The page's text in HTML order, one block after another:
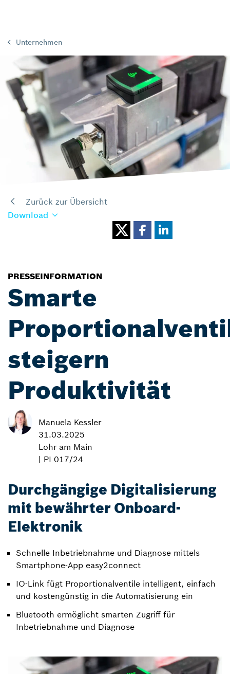
Unternehmen
Zurück zur Übersicht
Download
PRESSEINFORMATION
Smarte
steigern
Produktivität
Manuela Kessler
31.03.2025
Lohr am Main
| PI 017/24
Durchgängige Digitalisierung
mit bewährter Onboard-
Elektronik
Schnelle Inbetriebnahme und Diagnose mittels
Smartphone-App easy2connect
IO-Link fügt Proportionalventile intelligent, einfach
und kostengünstig in die Automatisierung ein
Bluetooth ermöglicht smarten Zugriff für
Inbetriebnahme und Diagnose